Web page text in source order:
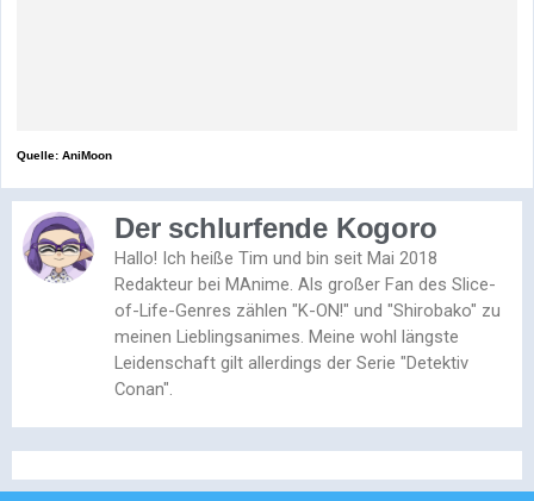
Quelle: AniMoon
Der schlurfende Kogoro
Hallo! Ich heiße Tim und bin seit Mai 2018
Redakteur bei MAnime. Als großer Fan des Slice-
of-Life-Genres zählen "K-ON!" und "Shirobako" zu
meinen Lieblingsanimes. Meine wohl längste
Leidenschaft gilt allerdings der Serie "Detektiv
Conan".